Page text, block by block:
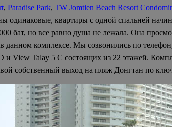
, Paradise Park, TW Jomtien Beach Resort
одинаковые, квартиры с одной спальней
бат, но все равно душа не лежала. Она
данном комплексе. Мы созвонились по
View Talay 5 C состоящих из 22 этажей.
собственный выход на пляж Донгтан по